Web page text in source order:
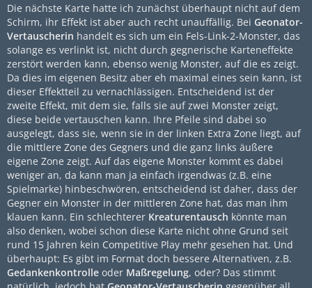
Die nächste Karte hatte ich zunächst überhaupt nicht auf dem
Schirm, ihr Effekt ist aber auch recht unauffällig. Bei Geonator-
Vertauscherin handelt es sich um ein Fels-Link-2-Monster, das
solange es verlinkt ist, nicht durch gegnerische Karteneffekte
zerstört werden kann, ebenso wenig Monster, auf die es zeigt.
Da dies im eigenen Besitz aber eh maximal eines sein kann, ist
dieser Effektteil zu vernachlässigen. Entscheidend ist der
zweite Effekt, mit dem sie, falls sie auf zwei Monster zeigt,
diese beide vertauschen kann. Ihre Pfeile sind dabei so
ausgelegt, dass sie, wenn sie in der linken Extra Zone liegt, auf
die mittlere Zone des Gegners und die ganz links äußere
eigene Zone zeigt. Auf das eigene Monster kommt es dabei
weniger an, da kann man ja einfach irgendwas (z.B. eine
Spielmarke) hinbeschwören, entscheidend ist daher, dass der
Gegner ein Monster in der mittleren Zone hat, das man ihm
klauen kann. Ein schlechterer Kreaturentausch könnte man
also denken, wobei schon diese Karte nicht ohne Grund seit
rund 15 Jahren kein Competitive Play mehr gesehen hat. Und
überhaupt: Es gibt im Format doch bessere Alternativen, z.B.
Gedankenkontrolle oder Maßregelung, oder? Das stimmt